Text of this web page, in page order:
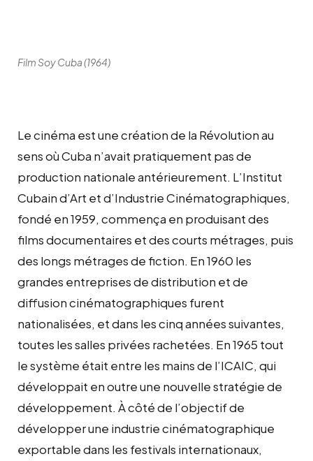
Film Soy Cuba (1964)
Le cinéma est une création de la Révolution au
sens où Cuba n’avait pratiquement pas de
production nationale antérieurement. L’Institut
Cubain d’Art et d’Industrie Cinématographiques,
fondé en 1959, commença en produisant des
films documentaires et des courts métrages, puis
des longs métrages de fiction. En 1960 les
grandes entreprises de distribution et de
diffusion cinématographiques furent
nationalisées, et dans les cinq années suivantes,
toutes les salles privées rachetées. En 1965 tout
le système était entre les mains de l’ICAIC, qui
développait en outre une nouvelle stratégie de
développement. À côté de l’objectif de
développer une industrie cinématographique
exportable dans les festivals internationaux,